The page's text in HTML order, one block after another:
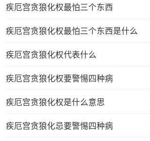
疾厄宫贪狼化权最怕三个东西
疾厄宫贪狼化权最怕三个东西是什么
疾厄宫贪狼化权代表什么
疾厄宫贪狼化权要警惕四种病
疾厄宫贪狼化权是什么意思
疾厄宫贪狼化忌要警惕四种病